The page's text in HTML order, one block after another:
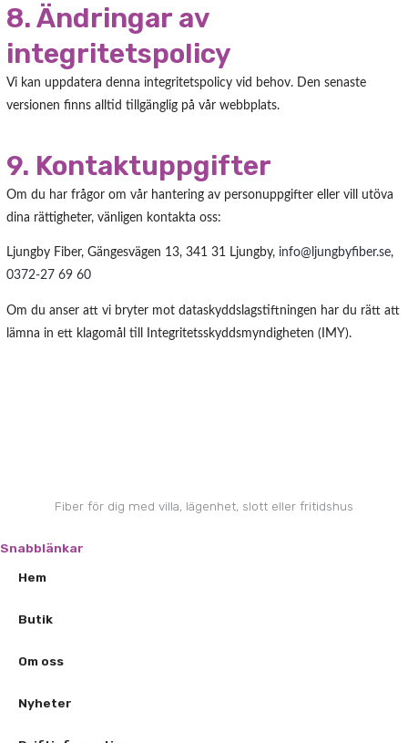
8. Ändringar av
integritetspolicy
Vi kan uppdatera denna integritetspolicy vid behov. Den senaste
versionen finns alltid tillgänglig på vår webbplats.
9. Kontaktuppgifter
Om du har frågor om vår hantering av personuppgifter eller vill utöva
dina rättigheter, vänligen kontakta oss:
Ljungby Fiber, Gängesvägen 13, 341 31 Ljungby, info@ljungbyfiber.se,
0372-27 69 60
Om du anser att vi bryter mot dataskyddslagstiftningen har du rätt att
lämna in ett klagomål till Integritetsskyddsmyndigheten (IMY).
Fiber för dig med villa, lägenhet, slott eller fritidshus
Snabblänkar
Hem
Butik
Om oss
Nyheter